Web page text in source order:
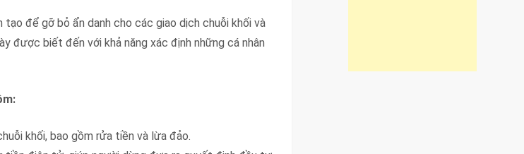
để gỡ bỏ ẩn danh cho các giao dịch chuỗi khối và
được biết đến với khả năng xác định những cá nhân
khối, bao gồm rửa tiền và lừa đảo.